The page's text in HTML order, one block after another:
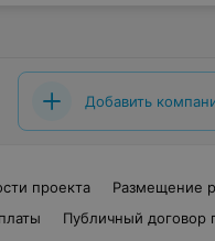
Добавить
проекта Размещение
Публичный договор